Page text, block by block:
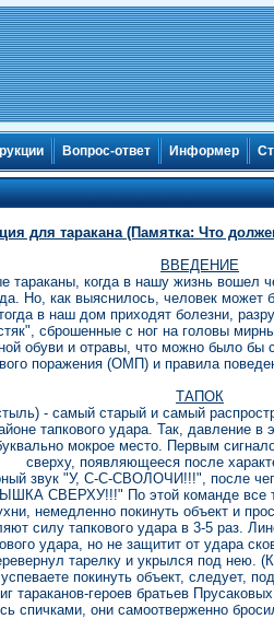
Вопрос-ответ Информер
для таракана (Памятка: Что
ВВЕДЕНИЕ
тараканы, когда в нашу жизнь
Но, как выяснилось, человек может
в наш дом приходят болезни,
сброшенные с ног на головы
обуви и отравы, что можно было бы
поражения (ОМП) и правила
ТАПОК
- самый старый и самый
тапкового удара. Так, давление в
мокрое место. Первым
сверху, появляющееся после
звук "У, С-С-СВОЛОЧИ!!!", после
СВЕРХУ!!!" По этой команде все
немедленно покинуть объект и
силу тапкового удара в 3-5 раз.
удара, но не защитит от удара
тарелку и укрылся под
покинуть объект, следует,
тараканов-героев братьев
спичками, они самоотверженно